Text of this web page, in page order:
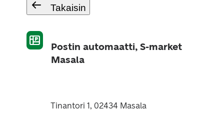
Takaisin
Postin automaatti, S-market
Masala
Tinantori 1, 02434 Masala